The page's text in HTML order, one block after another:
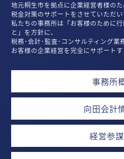
地元桐生市を拠点に企業経営者様のた
税金対策のサポートをさせていただい
私たちの事務所は「お客様のために
と」を方針に、
税務･会計･監査･コンサルティング業
お客様の企業経営を完全にサポートす
事務所
向田会計
経営参謀